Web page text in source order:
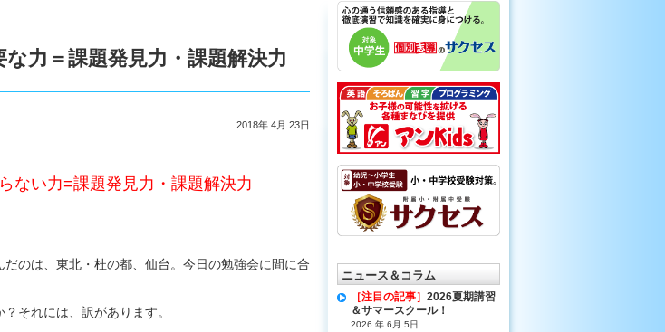
力＝課題発見力・課題解決力
2018年 4月 23日
ない力=課題発見力・課題解決力
のは、東北・杜の都、仙台。今日の勉強会に間に合
それには、訳があります。
ニュース＆コラム
［注目の記事］ 2026夏期講習
＆サマースクール！
2026 年 6月 5日